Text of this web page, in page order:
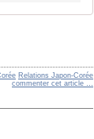
Relations Japon-Corée
commenter cet article …